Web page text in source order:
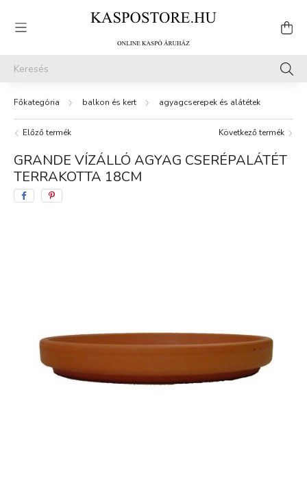
balkon és kert agyagcserepek és alátétek
Előző termék Következő termék
GRANDE VÍZÁLLÓ AGYAG CSERÉPALÁTÉT
TERRAKOTTA 18CM